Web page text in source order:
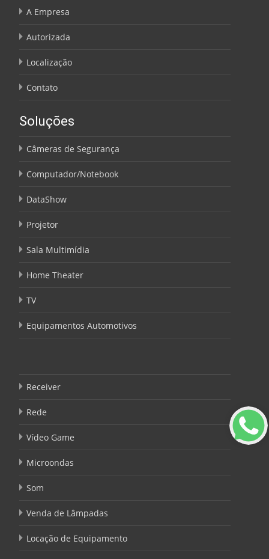
A Empresa
Autorizada
Localização
Contato
Soluções
Câmeras de Segurança
Computador/Notebook
DataShow
Projetor
Sala Multimídia
Home Theater
TV
Equipamentos Automotivos
Receiver
Rede
Vídeo Game
Microondas
Som
Venda de Lâmpadas
Locação de Equipamento